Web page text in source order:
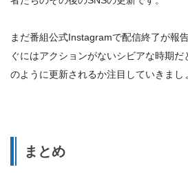
まだ番組公式Instagramで配信終了が報
ぐにはアクションがないシビアな時期
のように更新されるか注目していきまし
まとめ